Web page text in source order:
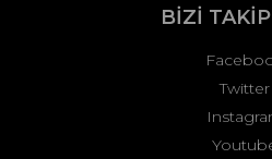
BİZİ
Twitter